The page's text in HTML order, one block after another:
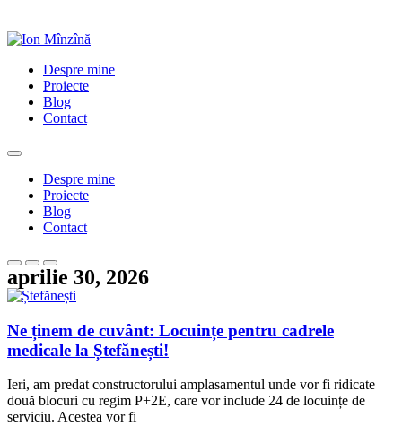
Despre mine
Proiecte
Blog
Contact
Despre mine
Proiecte
Blog
Contact
aprilie 30, 2026
Ne ținem de cuvânt: Locuințe pentru cadrele
medicale la Ștefănești!
Ieri, am predat constructorului amplasamentul unde vor fi ridicate
două blocuri cu regim P+2E, care vor include 24 de locuințe de
serviciu. Acestea vor fi